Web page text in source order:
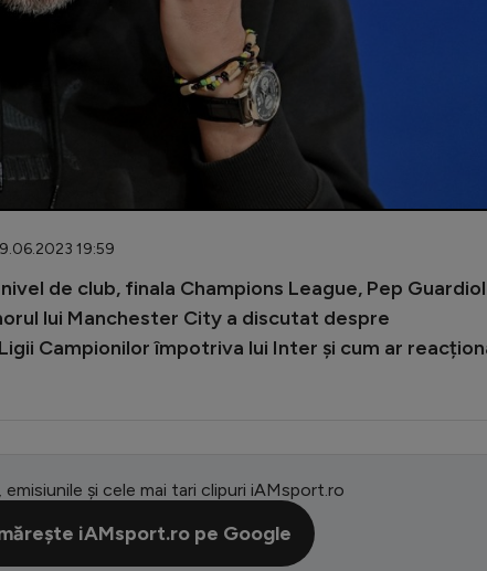
19:59
de club, finala Champions League, Pep
lui Manchester City a discutat despre
Campionilor împotriva lui Inter și cum ar
emisiunile și cele mai tari clipuri iAMsport.ro
iAMsport.ro pe Google